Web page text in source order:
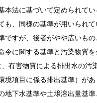
法に基づいて定められて
、同様の基準が用いられ
すが、後者がやや広いもの
に関する基準と汚染物質
有害物質による排出水の汚
項目に係る排出基準）が
下水基準や土壌溶出量基